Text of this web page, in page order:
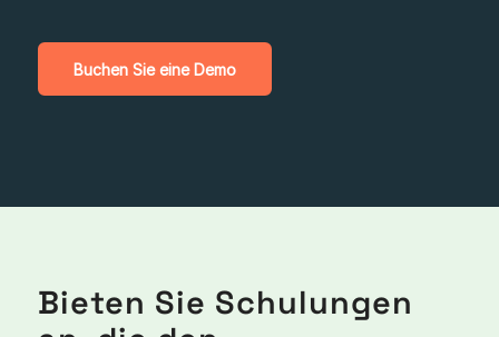
Buchen Sie eine Demo
Bieten Sie Schulungen